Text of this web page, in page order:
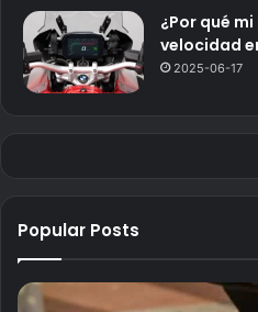
¿Por qué
velocidad
2025-06-17
Popular Posts